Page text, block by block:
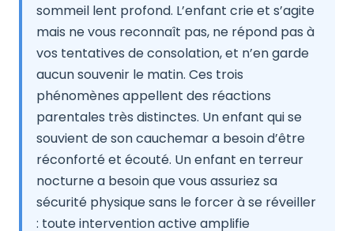
sommeil lent profond. L’enfant crie et s’agite
mais ne vous reconnaît pas, ne répond pas à
vos tentatives de consolation, et n’en garde
aucun souvenir le matin. Ces trois
phénomènes appellent des réactions
parentales très distinctes. Un enfant qui se
souvient de son cauchemar a besoin d’être
réconforté et écouté. Un enfant en terreur
nocturne a besoin que vous assuriez sa
sécurité physique sans le forcer à se réveiller
: toute intervention active amplifie